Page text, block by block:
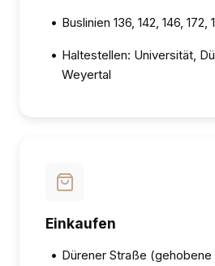
• Buslinien 136, 142, 146, 172,
• Haltestellen: Universität,
Weyertal
Einkaufen
• Dürener Straße (gehobene